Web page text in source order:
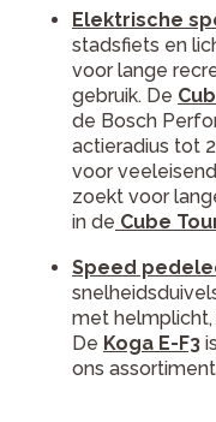
Elektrische
stadsfiets en
voor lange
gebruik. De
de Bosch
actieradius tot
voor
zoekt voor
in de Cube
Speed
met helmplicht,
De Koga E-F3
ons